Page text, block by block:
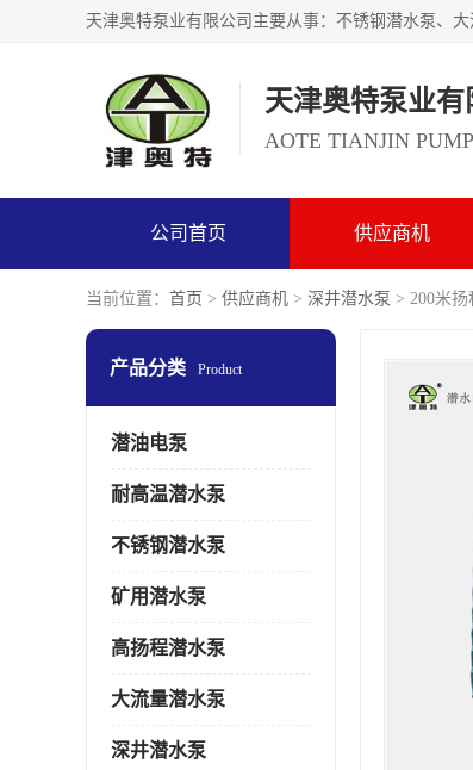
天津奥特泵业有
AOTE TIANJIN
公司首页 供应商机
当前位置： 首页 > 供应商机 > 深井潜水泵 > 200米
产品分类 Product
潜油电泵
耐高温潜水泵
不锈钢潜水泵
矿用潜水泵
高扬程潜水泵
大流量潜水泵
深井潜水泵